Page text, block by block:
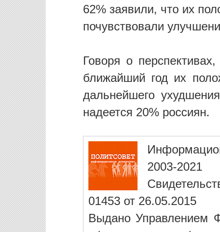
62% заявили, что их
почувствовали
Говоря о
ближайший год их
дальнейшего
надеется 20% россиян.
2003-2021
01453 от 26.05.2015
Выдано Управлением